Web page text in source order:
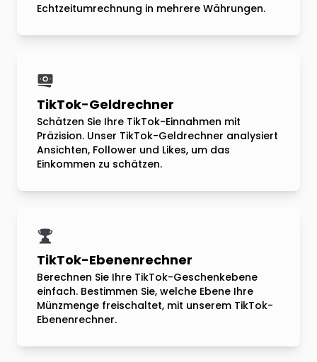
Echtzeitumrechnung in mehrere Währungen.
TikTok-Geldrechner
Schätzen Sie Ihre TikTok-Einnahmen mit
Präzision. Unser TikTok-Geldrechner analysiert
Ansichten, Follower und Likes, um das
Einkommen zu schätzen.
TikTok-Ebenenrechner
Berechnen Sie Ihre TikTok-Geschenkebene
einfach. Bestimmen Sie, welche Ebene Ihre
Münzmenge freischaltet, mit unserem TikTok-
Ebenenrechner.